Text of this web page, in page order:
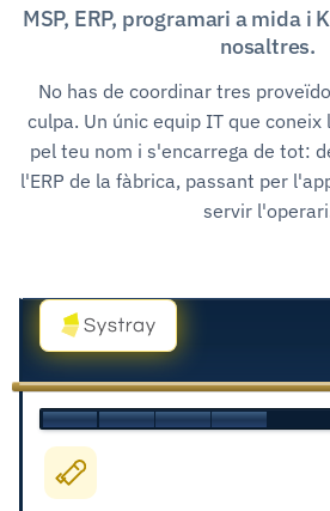
MSP, ERP, programari a mida
nosaltres.
No has de coordinar tres
culpa. Un únic equip IT que
pel teu nom i s'encarrega de tot:
l'ERP de la fàbrica, passant per
servir